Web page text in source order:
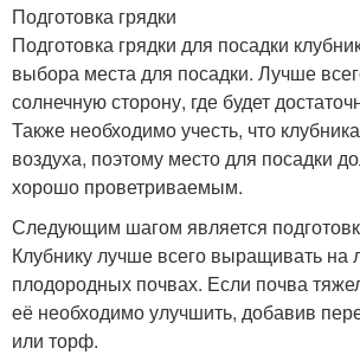
Подготовка грядки
Подготовка грядки для посадки
выбора места для посадки. Лучше
солнечную сторону, где будет
Также необходимо учесть, что
воздуха, поэтому место для посадки
хорошо проветриваемым.
Следующим шагом является
Клубнику лучше всего выращивать на
плодородных почвах. Если почва
её необходимо улучшить, добавив
или торф.